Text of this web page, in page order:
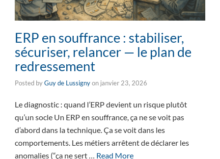
ERP en souffrance : stabiliser,
sécuriser, relancer — le plan de
redressement
Posted byGuy de Lussignyon janvier 23, 2026
Le diagnostic : quand l’ERP devient un risque plutôt
qu’un socle Un ERP en souffrance, ça ne se voit pas
d’abord dans la technique. Ça se voit dans les
comportements. Les métiers arrêtent de déclarer les
anomalies (“ça ne sert … Read More